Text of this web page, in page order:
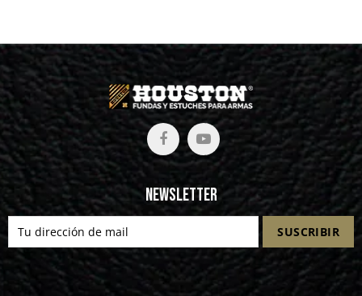
Newsletter